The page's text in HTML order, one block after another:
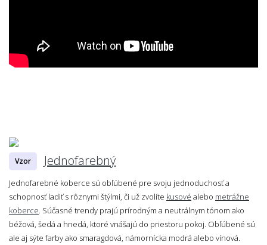
Vzor Jednofarebný
Jednofarebné koberce sú obľúbené pre svoju jednoduchosť a
schopnosť ladiť s rôznymi štýlmi, či už zvolíte kusové alebo metrážne
koberce. Súčasné trendy prajú prírodným a neutrálnym tónom ako
béžová, šedá a hnedá, ktoré vnášajú do priestoru pokoj. Obľúbené sú
ale aj sýte farby ako smaragdová, námornícka modrá alebo vínová.